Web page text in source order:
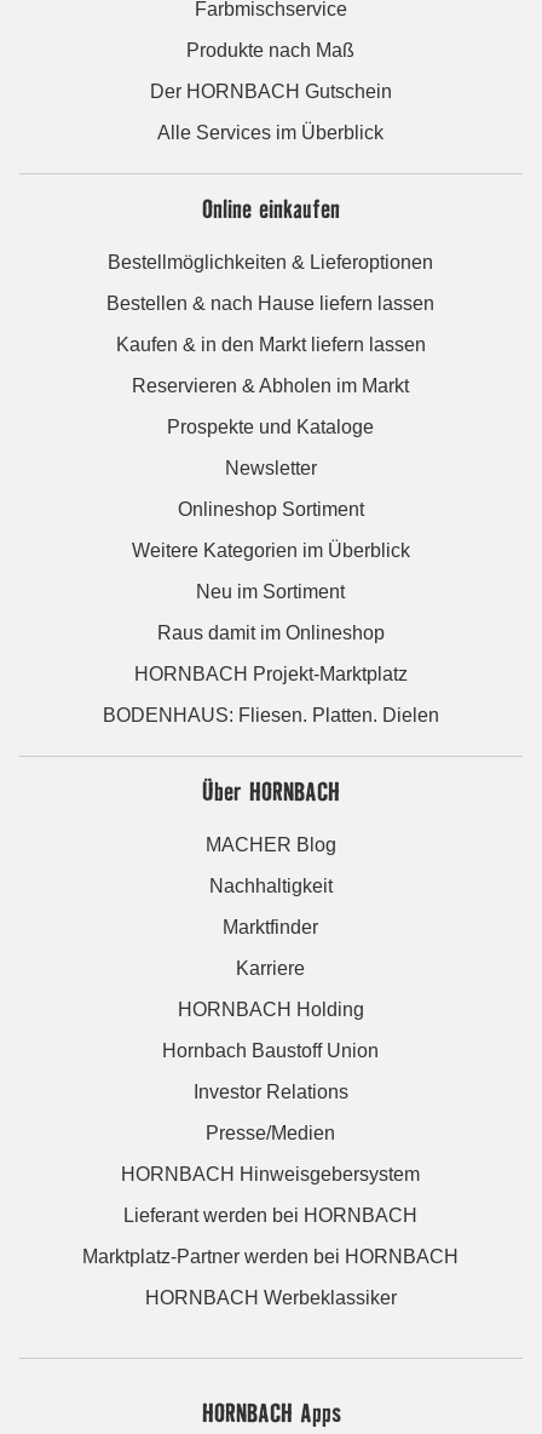
Farbmischservice
Produkte nach Maß
Der HORNBACH Gutschein
Alle Services im Überblick
Online einkaufen
Bestellmöglichkeiten & Lieferoptionen
Bestellen & nach Hause liefern lassen
Kaufen & in den Markt liefern lassen
Reservieren & Abholen im Markt
Prospekte und Kataloge
Newsletter
Onlineshop Sortiment
Weitere Kategorien im Überblick
Neu im Sortiment
Raus damit im Onlineshop
HORNBACH Projekt-Marktplatz
BODENHAUS: Fliesen. Platten. Dielen
Über HORNBACH
MACHER Blog
Nachhaltigkeit
Marktfinder
Karriere
HORNBACH Holding
Hornbach Baustoff Union
Investor Relations
Presse/Medien
HORNBACH Hinweisgebersystem
Lieferant werden bei HORNBACH
Marktplatz-Partner werden bei HORNBACH
HORNBACH Werbeklassiker
HORNBACH Apps